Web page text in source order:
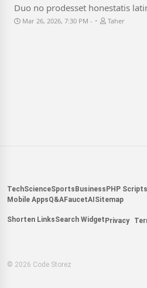
Duo no prodesset honestatis
Mar 26, 2026, 7:30 PM - Taher
TechScienceSports Business PHP Scripts
Mobile AppsQ&AFaucetAI Sitemap
Shorten LinksSearch Widget Privacy
© 2026 Code Storez